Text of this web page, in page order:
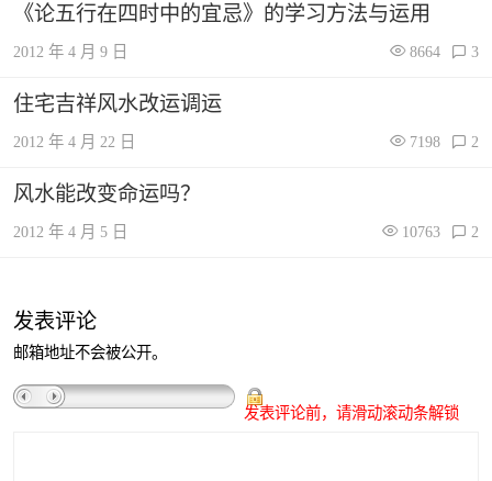
《论五行在四时中的宜忌》的学习方法与运用
2012 年 4 月 9 日 8664 3
住宅吉祥风水改运调运
2012 年 4 月 22 日 7198 2
风水能改变命运吗？
2012 年 4 月 5 日 10763 2
发表评论
邮箱地址不会被公开。
发表评论前，请滑动滚动条解锁